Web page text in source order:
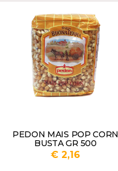
PEDON MAIS POP CORN
BUSTA GR 500
€ 2,16